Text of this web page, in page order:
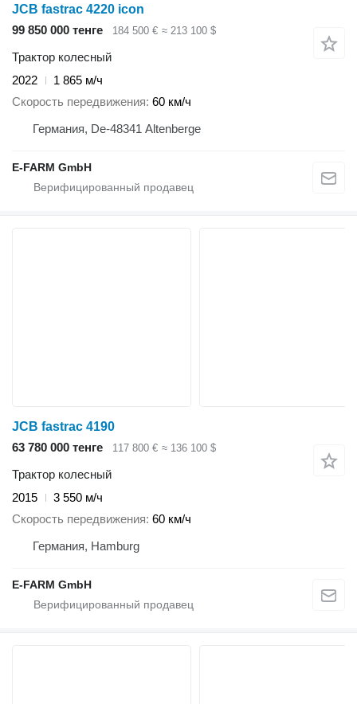
JCB fastrac 4220 icon
99 850 000 тенге
184 500 € ≈ 213 100 $
Трактор колесный
2022
1 865 м/ч
Скорость передвижения 60 км/ч
Германия, De-48341 Altenberge
E-FARM GmbH
JCB fastrac 4190
63 780 000 тенге
117 800 € ≈ 136 100 $
Трактор колесный
2015
3 550 м/ч
Скорость передвижения 60 км/ч
Германия, Hamburg
E-FARM GmbH